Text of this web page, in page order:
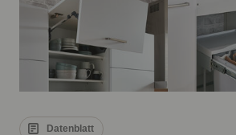
Datenblatt